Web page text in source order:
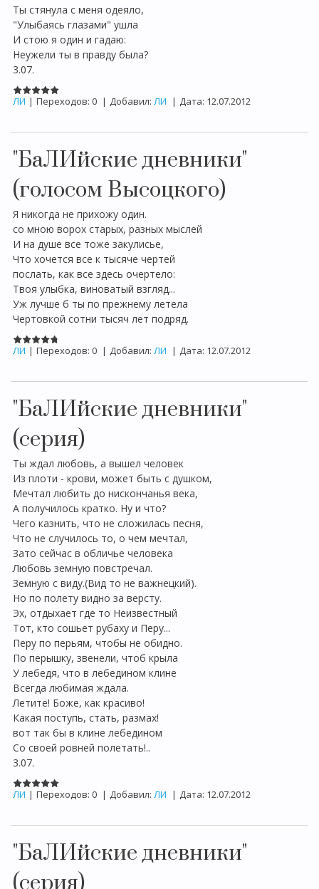
Ты стянула с меня одеяло,
"Улыбаясь глазами" ушла
И стою я один и гадаю:
Неужели ты в правду была?
3.07.
ЛИ | Переходов: 0 | Добавил: ЛИ | Дата: 12.07.2012
"БаЛИйские дневники"
(голосом Высоцкого)
Я никогда не прихожу один.
со мною ворох старых, разных мыслей
И на душе все тоже закулисье,
Что хочется все к тысяче чертей
послать, как все здесь очертело:
Твоя улыбка, виноватый взгляд...
Уж лучше б ты по прежнему летела
Чертовкой сотни тысяч лет подряд.
ЛИ | Переходов: 0 | Добавил: ЛИ | Дата: 12.07.2012
"БаЛИйские дневники"
(серия)
Ты ждал любовь, а вышел человек
Из плоти - крови, может быть с душком,
Мечтал любить до нискончанья века,
А получилось кратко. Ну и что?
Чего казнить, что не сложилась песня,
Что не случилось то, о чем мечтал,
Зато сейчас в обличье человека
Любовь земную повстречал.
Земную с виду.(Вид то не важнецкий).
Но по полету видно за версту.
Эх, отдыхает где то Неизвестный
Тот, кто сошьет рубаху и Перу...
Перу по перьям, чтобы не обидно.
По перышку, звенели, чтоб крыла
У лебедя, что в лебедином клине
Всегда любимая ждала.
Летите! Боже, как красиво!
Какая поступь, стать, размах!
вот так бы в клине лебедином
Со своей ровней полетать!..
3.07.
ЛИ | Переходов: 0 | Добавил: ЛИ | Дата: 12.07.2012
"БаЛИйские дневники"
(серия)